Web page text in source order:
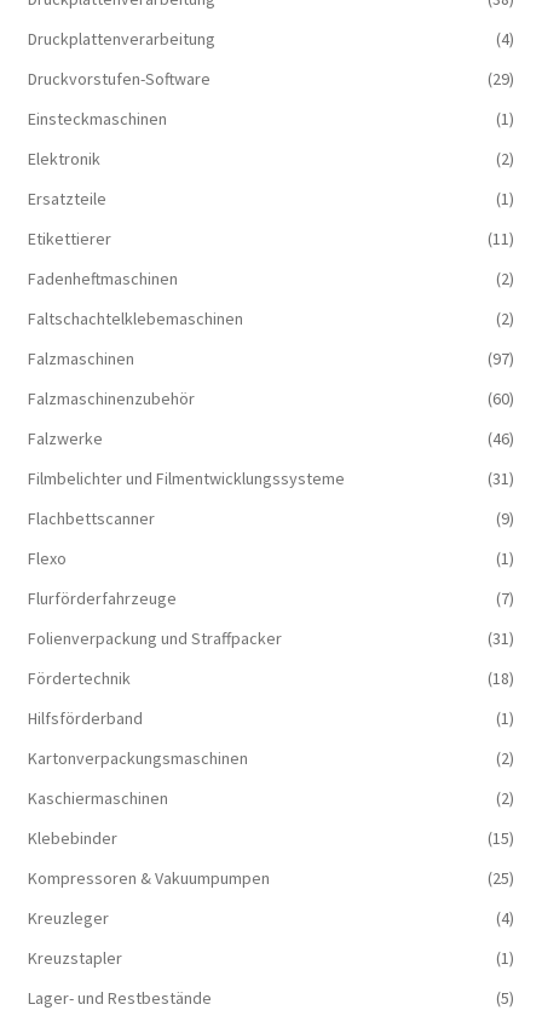
Druckplattenverarbeitung
(4)
Druckvorstufen-Software
(29)
Einsteckmaschinen
(1)
Elektronik
(2)
Ersatzteile
(1)
Etikettierer
(11)
Fadenheftmaschinen
(2)
Faltschachtelklebemaschinen
(2)
Falzmaschinen
(97)
Falzmaschinenzubehör
(60)
Falzwerke
(46)
Filmbelichter und Filmentwicklungssysteme
(31)
Flachbettscanner
(9)
Flexo
(1)
Flurförderfahrzeuge
(7)
Folienverpackung und Straffpacker
(31)
Fördertechnik
(18)
Hilfsförderband
(1)
Kartonverpackungsmaschinen
(2)
Kaschiermaschinen
(2)
Klebebinder
(15)
Kompressoren & Vakuum­pumpen
(25)
Kreuzleger
(4)
Kreuzstapler
(1)
Lager- und Restbestände
(5)